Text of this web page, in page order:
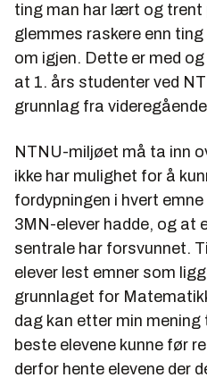
ting man har lært og trent
glemmes raskere enn
om igjen. Dette er med
at 1. års studenter ved
grunnlag fra
NTNU-miljøet må ta inn
ikke har mulighet for å
fordypningen i hvert
3MN-elever hadde, og at
sentrale har forsvunnet.
elever lest emner som
grunnlaget for
dag kan etter min
beste elevene kunne før
derfor hente elevene der